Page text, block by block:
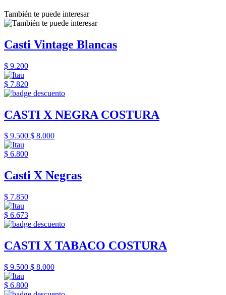
También te puede interesar
Casti Vintage Blancas
$ 9.200
$ 7.820
CASTI X NEGRA COSTURA
$ 9.500 $ 8.000
$ 6.800
Casti X Negras
$ 7.850
$ 6.673
CASTI X TABACO COSTURA
$ 9.500 $ 8.000
$ 6.800